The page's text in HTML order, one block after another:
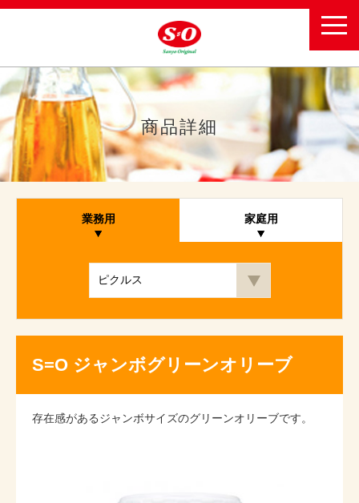
商品詳細
業務用 家庭用
S=O ジャンボグリーンオリーブ
存在感があるジャンボサイズのグリーンオリーブです。